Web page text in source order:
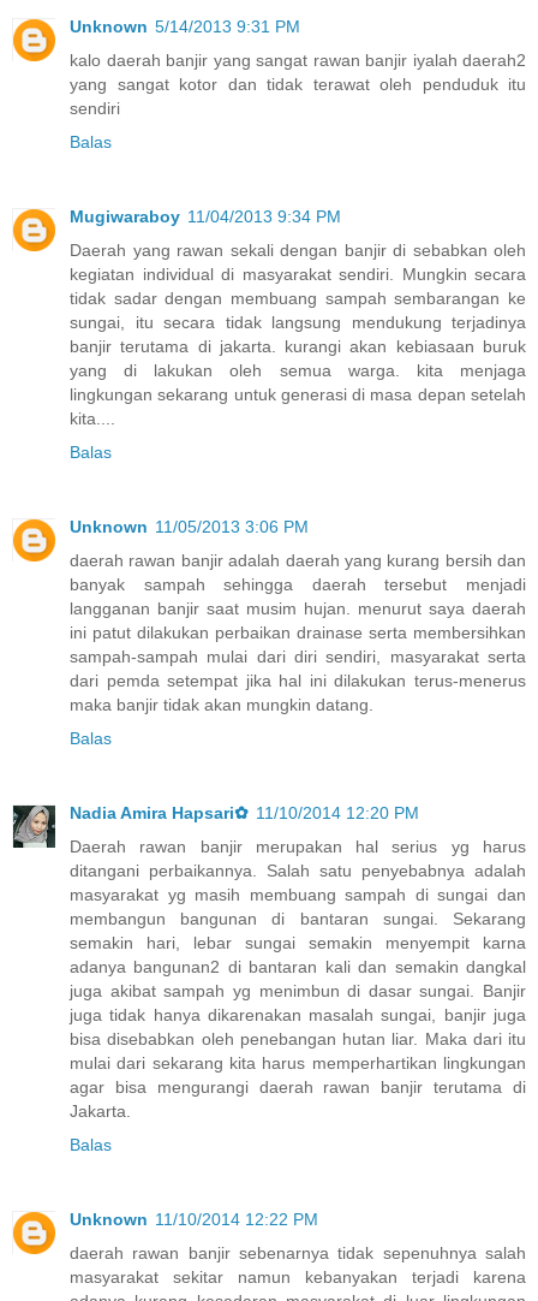
Unknown 5/14/2013 9:31 PM
kalo daerah banjir yang sangat rawan banjir iyalah daerah2
yang sangat kotor dan tidak terawat oleh penduduk itu
sendiri
Balas
Mugiwaraboy 11/04/2013 9:34 PM
Daerah yang rawan sekali dengan banjir di sebabkan oleh
kegiatan individual di masyarakat sendiri. Mungkin secara
tidak sadar dengan membuang sampah sembarangan ke
sungai, itu secara tidak langsung mendukung terjadinya
banjir terutama di jakarta. kurangi akan kebiasaan buruk
yang di lakukan oleh semua warga. kita menjaga
lingkungan sekarang untuk generasi di masa depan setelah
kita....
Balas
Unknown 11/05/2013 3:06 PM
daerah rawan banjir adalah daerah yang kurang bersih dan
banyak sampah sehingga daerah tersebut menjadi
langganan banjir saat musim hujan. menurut saya daerah
ini patut dilakukan perbaikan drainase serta membersihkan
sampah-sampah mulai dari diri sendiri, masyarakat serta
dari pemda setempat jika hal ini dilakukan terus-menerus
maka banjir tidak akan mungkin datang.
Balas
Nadia Amira Hapsari✿ 11/10/2014 12:20 PM
Daerah rawan banjir merupakan hal serius yg harus
ditangani perbaikannya. Salah satu penyebabnya adalah
masyarakat yg masih membuang sampah di sungai dan
membangun bangunan di bantaran sungai. Sekarang
semakin hari, lebar sungai semakin menyempit karna
adanya bangunan2 di bantaran kali dan semakin dangkal
juga akibat sampah yg menimbun di dasar sungai. Banjir
juga tidak hanya dikarenakan masalah sungai, banjir juga
bisa disebabkan oleh penebangan hutan liar. Maka dari itu
mulai dari sekarang kita harus memperhartikan lingkungan
agar bisa mengurangi daerah rawan banjir terutama di
Jakarta.
Balas
Unknown 11/10/2014 12:22 PM
daerah rawan banjir sebenarnya tidak sepenuhnya salah
masyarakat sekitar namun kebanyakan terjadi karena